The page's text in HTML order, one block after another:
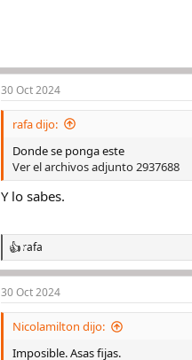
30 Oct 2024
rafa dijo:
Donde se ponga este
Ver el archivos adjunto 2937688
Y lo sabes.
R
e
a
c
c
n
rafa
30 Oct 2024
Nicolamilton dijo:
Imposible. Asas fijas.